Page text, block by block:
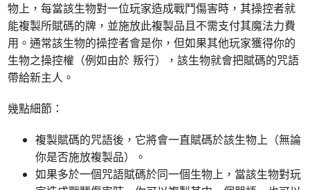
物上，每當該生物對一位玩家造成戰鬥傷害時，其操控者就
能複製所賦碼的牌，並施放此複製品且不需支付其魔法力費
用。通常該生物的操控者會是你，但如果其他玩家獲得你的
生物之操控權（例如由於叛行），該生物就會把賦碼的咒語
帶給新主人。
幾點細節：
複製賦碼的咒語後，它將會一直賦碼於該生物上（無論
你是否施放複製品）。
如果多於一個咒語賦碼於同一個生物上，當該生物對玩